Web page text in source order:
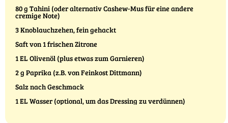
80 g Tahini (oder alternativ Cashew-Mus für eine andere
cremige Note)
3 Knoblauchzehen, fein gehackt
Saft von 1 frischen Zitrone
1 EL Olivenöl (plus etwas zum Garnieren)
2 g Paprika (z.B. von Feinkost Dittmann)
Salz nach Geschmack
1 EL Wasser (optional, um das Dressing zu verdünnen)